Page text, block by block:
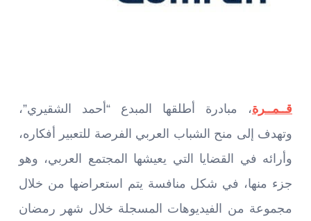
قــمــرة، مبادرة أطلقها المبدع “أحمد الشقيري”،
وتهدف إلى منح الشباب العربي الفرصة للتعبير أفكاره،
وأرائه في القضايا التي يعيشها المجتمع العربي، وهو
جزء منها، في شكل منافسة يتم استعراضها من خلال
مجموعة من الفيديوهات المسجلة خلال شهر رمضان